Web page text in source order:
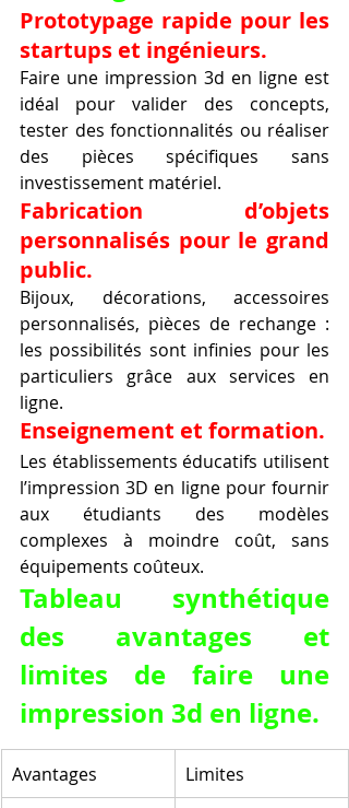
Prototypage rapide pour les
startups et ingénieurs.
Faire une impression 3d en ligne est
idéal pour valider des concepts,
tester des fonctionnalités ou réaliser
des pièces spécifiques sans
investissement matériel.
Fabrication d’objets
personnalisés pour le grand
public.
Bijoux, décorations, accessoires
personnalisés, pièces de rechange :
les possibilités sont infinies pour les
particuliers grâce aux services en
ligne.
Enseignement et formation.
Les établissements éducatifs utilisent
l’impression 3D en ligne pour fournir
aux étudiants des modèles
complexes à moindre coût, sans
équipements coûteux.
Tableau synthétique
des avantages et
limites de faire une
impression 3d en ligne.
Avantages
Limites